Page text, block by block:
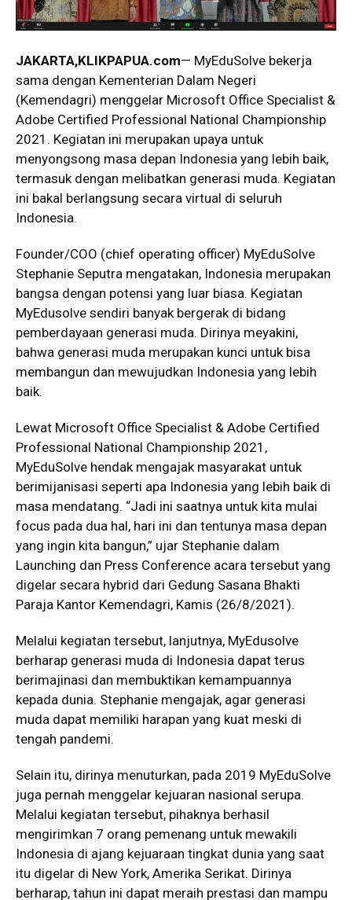
JAKARTA,KLIKPAPUA.com— MyEduSolve bekerja
sama dengan Kementerian Dalam Negeri
(Kemendagri) menggelar Microsoft Office Specialist &
Adobe Certified Professional National Championship
2021. Kegiatan ini merupakan upaya untuk
menyongsong masa depan Indonesia yang lebih baik,
termasuk dengan melibatkan generasi muda. Kegiatan
ini bakal berlangsung secara virtual di seluruh
Indonesia.
Founder/COO (chief operating officer) MyEduSolve
Stephanie Seputra mengatakan, Indonesia merupakan
bangsa dengan potensi yang luar biasa. Kegiatan
MyEdusolve sendiri banyak bergerak di bidang
pemberdayaan generasi muda. Dirinya meyakini,
bahwa generasi muda merupakan kunci untuk bisa
membangun dan mewujudkan Indonesia yang lebih
baik.
Lewat Microsoft Office Specialist & Adobe Certified
Professional National Championship 2021,
MyEduSolve hendak mengajak masyarakat untuk
berimijanisasi seperti apa Indonesia yang lebih baik di
masa mendatang. “Jadi ini saatnya untuk kita mulai
focus pada dua hal, hari ini dan tentunya masa depan
yang ingin kita bangun,” ujar Stephanie dalam
Launching dan Press Conference acara tersebut yang
digelar secara hybrid dari Gedung Sasana Bhakti
Paraja Kantor Kemendagri, Kamis (26/8/2021).
Melalui kegiatan tersebut, lanjutnya, MyEdusolve
berharap generasi muda di Indonesia dapat terus
berimajinasi dan membuktikan kemampuannya
kepada dunia. Stephanie mengajak, agar generasi
muda dapat memiliki harapan yang kuat meski di
tengah pandemi.
Selain itu, dirinya menuturkan, pada 2019 MyEduSolve
juga pernah menggelar kejuaran nasional serupa.
Melalui kegiatan tersebut, pihaknya berhasil
mengirimkan 7 orang pemenang untuk mewakili
Indonesia di ajang kejuaraan tingkat dunia yang saat
itu digelar di New York, Amerika Serikat. Dirinya
berharap, tahun ini dapat meraih prestasi dan mampu